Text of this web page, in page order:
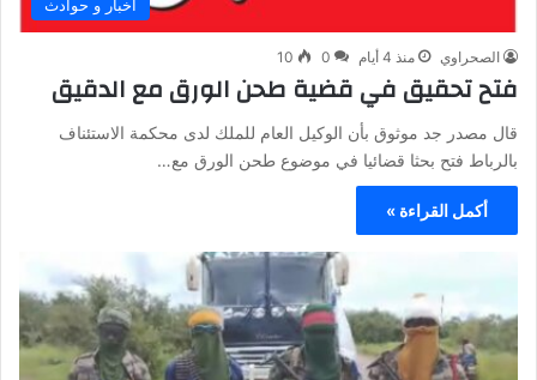
أخبار و حوادث
الصحراوي منذ 4 أيام 0
10
فتح تحقيق في قضية طحن الورق مع الدقيق
قال مصدر جد موثوق بأن الوكيل العام للملك لدى محكمة الاستئناف
بالرباط فتح بحثا قضائيا في موضوع طحن الورق مع…
أكمل القراءة »